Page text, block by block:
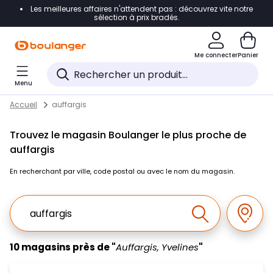
Accéder directement à la navigation
Accéder directement au pied de page
Accéder directement au chatbot
Les meilleures affaires n'attendent pas : découvrez vite notre
sélection à prix bradés.
Me connecterPanier
Menu
Skip to content
Return to Nav
Accueil auffargis
Trouvez le magasin Boulanger le plus proche de
auffargis
En recherchant par ville, code postal ou avec le nom du magasin.
Ville, Region, Code postal ou Ville & Pays
Effectuer la
10 magasins près de "Auffargis, Yvelines"